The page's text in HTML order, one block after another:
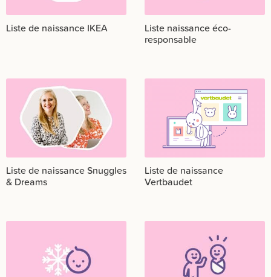
Liste de naissance IKEA Liste naissance éco-
responsable
Liste de naissance Snuggles
& Dreams
Liste de naissance
Vertbaudet